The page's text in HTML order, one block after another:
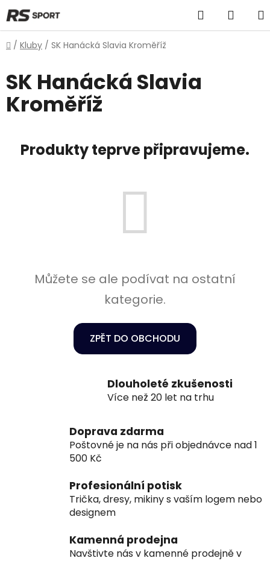
Přejít
na
obsah
Hledat
KOŠÍK
Domů
/ Kluby / SK Hanácká Slavia Kroměříž
SK Hanácká Slavia
Kroměříž
Produkty teprve připravujeme.
Můžete se ale podívat na ostatní
kategorie.
ZPĚT DO OBCHODU
Dlouholeté zkušenosti
Více než 20 let na trhu
Doprava zdarma
Poštovné je na nás při objednávce nad 1
500 Kč
Profesionální potisk
Trička, dresy, mikiny s vaším logem nebo
designem
Kamenná prodejna
Navštivte nás v kamenné prodejně v